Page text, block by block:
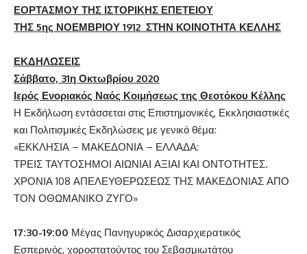
ΕΟΡΤΑΣΜΟΥ ΤΗΣ ΙΣΤΟΡΙΚΗΣ ΕΠΕΤΕΙΟΥ
ΤΗΣ 5ης ΝΟΕΜΒΡΙΟΥ 1912 ΣΤΗΝ ΚΟΙΝΟΤΗΤΑ ΚΕΛΛΗΣ
ΕΚΔΗΛΩΣΕΙΣ
Σάββατο, 31η Οκτωβρίου 2020
Ιερός Ενοριακός Ναός Κοιμήσεως της Θεοτόκου Κέλλης
Η Εκδήλωση εντάσσεται στις Επιστημονικές, Εκκλησιαστικές
και Πολιτισμικές Εκδηλώσεις με γενικό θέμα:
«ΕΚΚΛΗΣΙΑ – ΜΑΚΕΔΟΝΙΑ – ΕΛΛΑΔΑ:
ΤΡΕΙΣ ΤΑΥΤΟΣΗΜΟΙ ΑΙΩΝΙΑΙ ΑΞΙΑΙ ΚΑΙ ΟΝΤΟΤΗΤΕΣ.
ΧΡΟΝΙΑ 108 ΑΠΕΛΕΥΘΕΡΩΣΕΩΣ ΤΗΣ ΜΑΚΕΔΟΝΙΑΣ ΑΠΟ
ΤΟΝ ΟΘΩΜΑΝΙΚΟ ΖΥΓΟ»
17:30-19:00 Μέγας Πανηγυρικός Δισαρχιερατικός
Εσπερινός, χοροστατούντος του Σεβασμιωτάτου